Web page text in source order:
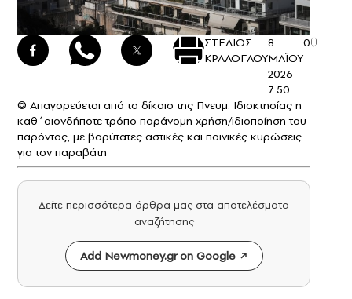
ΣΤΕΛΙΟΣ
ΚΡΑΛΟΓΛΟΥ
8
ΜΑΪΟΥ
2026 -
7:50
0
© Απαγορεύεται από το δίκαιο της Πνευμ. Ιδιοκτησίας η
καθ΄οιονδήποτε τρόπο παράνομη χρήση/ιδιοποίηση του
παρόντος, με βαρύτατες αστικές και ποινικές κυρώσεις
για τον παραβάτη
Δείτε περισσότερα άρθρα μας στα αποτελέσματα
αναζήτησης
Add Newmoney.gr on Google